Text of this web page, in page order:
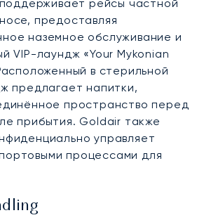
поддерживает рейсы частной
предоставляя
наземное обслуживание и
VIP-лаундж «Your Mykonian
в стерильной
предлагает напитки,
пространство перед
прибытия. Goldair также
управляет
процессами для